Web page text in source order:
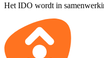
Het IDO wordt in